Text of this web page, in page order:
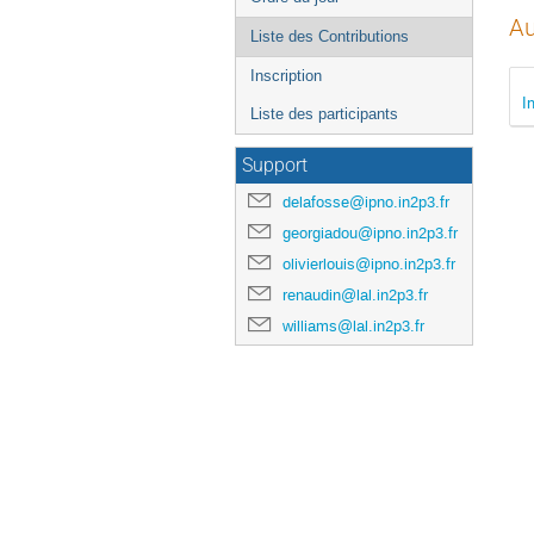
Liste des Contributions
Inscription
Liste des participants
Support
delafosse@ipno.in2p3.fr
georgiadou@ipno.in2p3.fr
olivierlouis@ipno.in2p3.fr
renaudin@lal.in2p3.fr
williams@lal.in2p3.fr